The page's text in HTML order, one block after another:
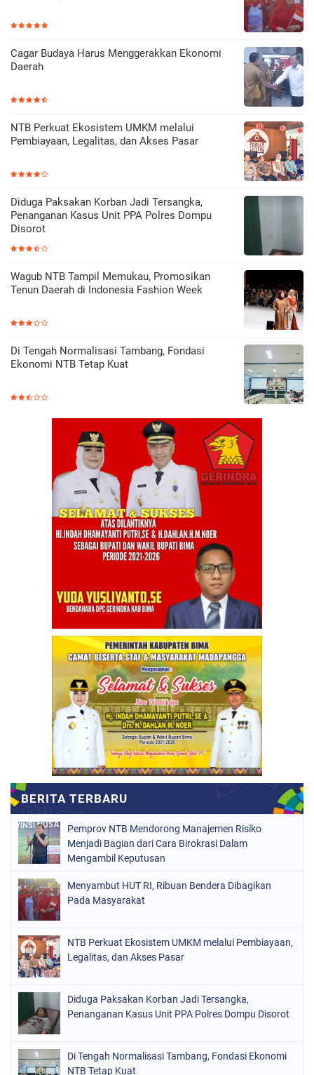
Cagar Budaya Harus Menggerakkan Ekonomi
Daerah
NTB Perkuat Ekosistem UMKM melalui
Pembiayaan, Legalitas, dan Akses Pasar
Diduga Paksakan Korban Jadi Tersangka,
Penanganan Kasus Unit PPA Polres Dompu
Disorot
Wagub NTB Tampil Memukau, Promosikan
Tenun Daerah di Indonesia Fashion Week
Di Tengah Normalisasi Tambang, Fondasi
Ekonomi NTB Tetap Kuat
Pemprov NTB Mendorong Manajemen Risiko
Menjadi Bagian dari Cara Birokrasi Dalam
Mengambil Keputusan
Menyambut HUT RI, Ribuan Bendera Dibagikan
Pada Masyarakat
NTB Perkuat Ekosistem UMKM melalui Pembiayaan,
Legalitas, dan Akses Pasar
Diduga Paksakan Korban Jadi Tersangka,
Penanganan Kasus Unit PPA Polres Dompu Disorot
Di Tengah Normalisasi Tambang, Fondasi Ekonomi
NTB Tetap Kuat